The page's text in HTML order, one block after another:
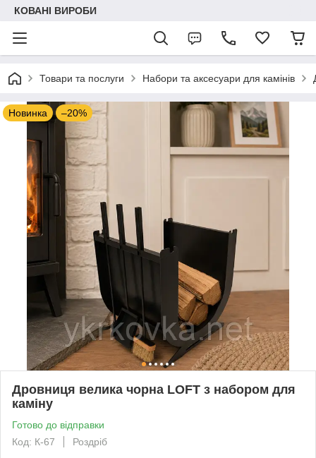
КОВАНІ ВИРОБИ
Товари та послуги Набори та аксесуари для камінів
Новинка –20%
Дровниця велика чорна LOFT з набором для
каміну
Готово до відправки
Код: К-67
Роздріб